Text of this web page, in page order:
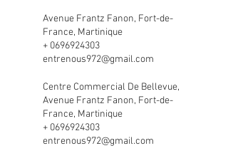
Avenue Frantz Fanon, Fort-de-
France, Martinique
+ 0696924303
entrenous972@gmail.com
Centre Commercial De Bellevue,
Avenue Frantz Fanon, Fort-de-
France, Martinique
+ 0696924303
entrenous972@gmail.com